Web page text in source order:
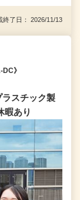
了日： 2026/11/13
》
スチック製
暇あり